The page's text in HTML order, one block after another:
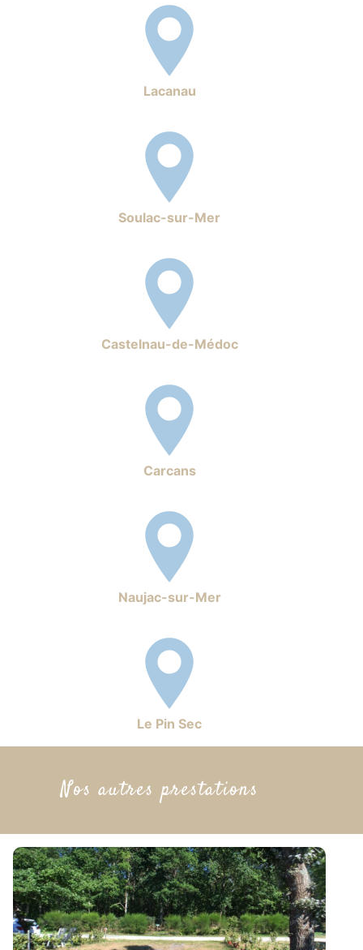
Lacanau
Soulac-sur-Mer
Castelnau-de-Médoc
Carcans
Naujac-sur-Mer
Le Pin Sec
Nos autres prestations